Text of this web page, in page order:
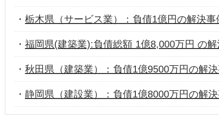
・ 栃木県（サービス業）：負債1億円の解決事
・ 福岡県(建築業):負債総額 1億8,000万円 の
・ 秋田県（建築業）：負債1億9500万円の解
・ 静岡県（建設業）：負債1億8000万円の解